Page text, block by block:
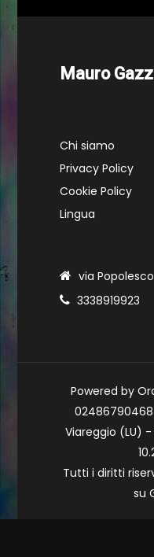
Mauro
Chi siamo
Privacy Policy
Cookie Policy
Lingua
via
3338919923
Powered by
02486790468
Viareggio (LU)
Tutti i diritti
su